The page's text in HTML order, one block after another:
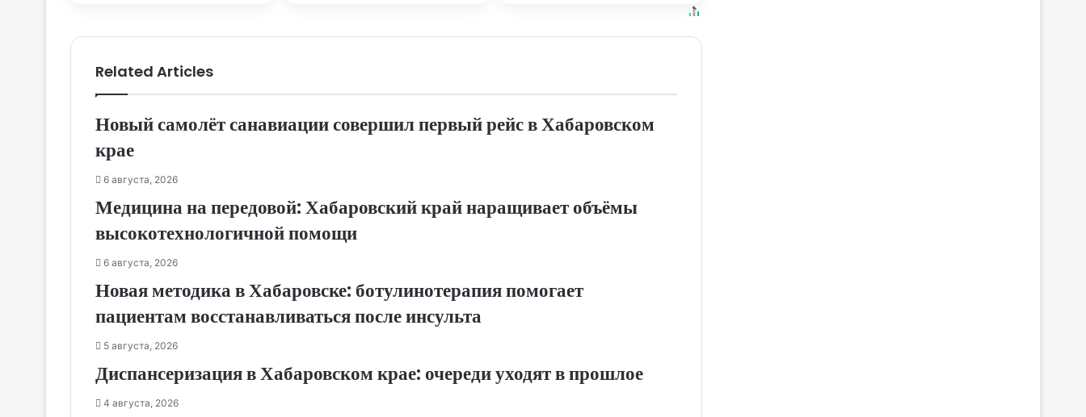
Related Articles
Новый самолёт санавиации совершил первый рейс в Хабаровском
крае
6 августа, 2026
Медицина на передовой: Хабаровский край наращивает объёмы
высокотехнологичной помощи
6 августа, 2026
Новая методика в Хабаровске: ботулинотерапия помогает
пациентам восстанавливаться после инсульта
5 августа, 2026
Диспансеризация в Хабаровском крае: очереди уходят в прошлое
4 августа, 2026